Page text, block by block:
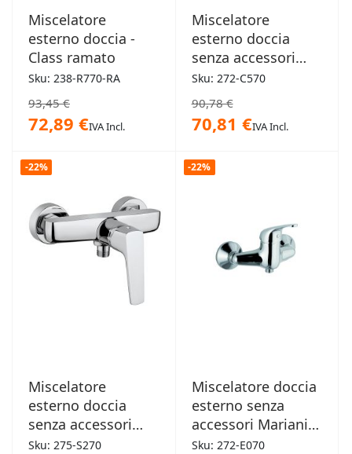
Miscelatore
esterno doccia -
Class ramato
Sku: 238-R770-RA
93,45 €
72,89 €IVA Incl.
Miscelatore
esterno doccia
senza accessori
Mariani - Artic
cromo
Sku: 272-C570
90,78 €
70,81 €IVA Incl.
-22%
Miscelatore
esterno doccia
senza accessori
Mamoli - Spartaco
Sku: 275-S270
-22%
Miscelatore doccia
esterno senza
accessori Mariani -
Epic
Sku: 272-E070